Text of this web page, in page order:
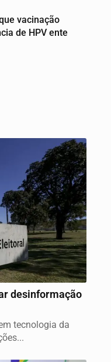
vacinação
de HPV ente
desinformação
tecnologia da